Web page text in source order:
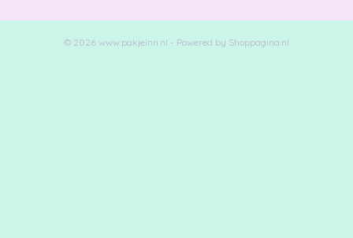
© 2026 www.pakjeinn.nl - Powered by Shoppagina.nl